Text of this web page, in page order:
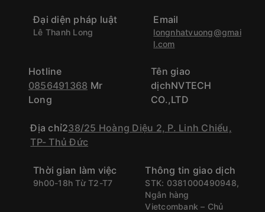
Đại diện pháp luật
Lê Thanh Long
Email
longnhatvuong@gmai
l.com
Hotline
0856491368 Mr
Long
Tên giao
dịchNVTECH
CO.,LTD
Địa chỉ238/25 Hoàng Diệu 2, P. Linh Chiểu,
TP- Thủ Đức
Thời gian làm việc
9h00-18h Từ T2-T7
Thông tin giao dịch
STK: 0381000490948,
Ngân hàng
Vietcombank – Chủ